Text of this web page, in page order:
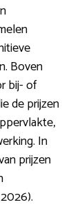
Boven
bij- of
de prijzen
In
prijzen